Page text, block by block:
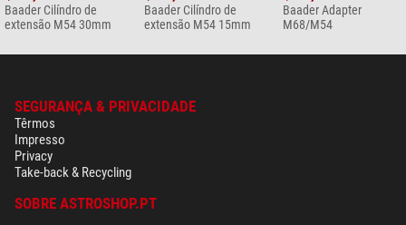
Baader Cilíndro de
extensão M54 30mm
Baader Cilíndro de
extensão M54 15mm
Baader Adapter
M68/M54
SEGURANÇA & PRIVACIDADE
Têrmos
Impresso
Privacy
Take-back & Recycling
SOBRE ASTROSHOP.PT